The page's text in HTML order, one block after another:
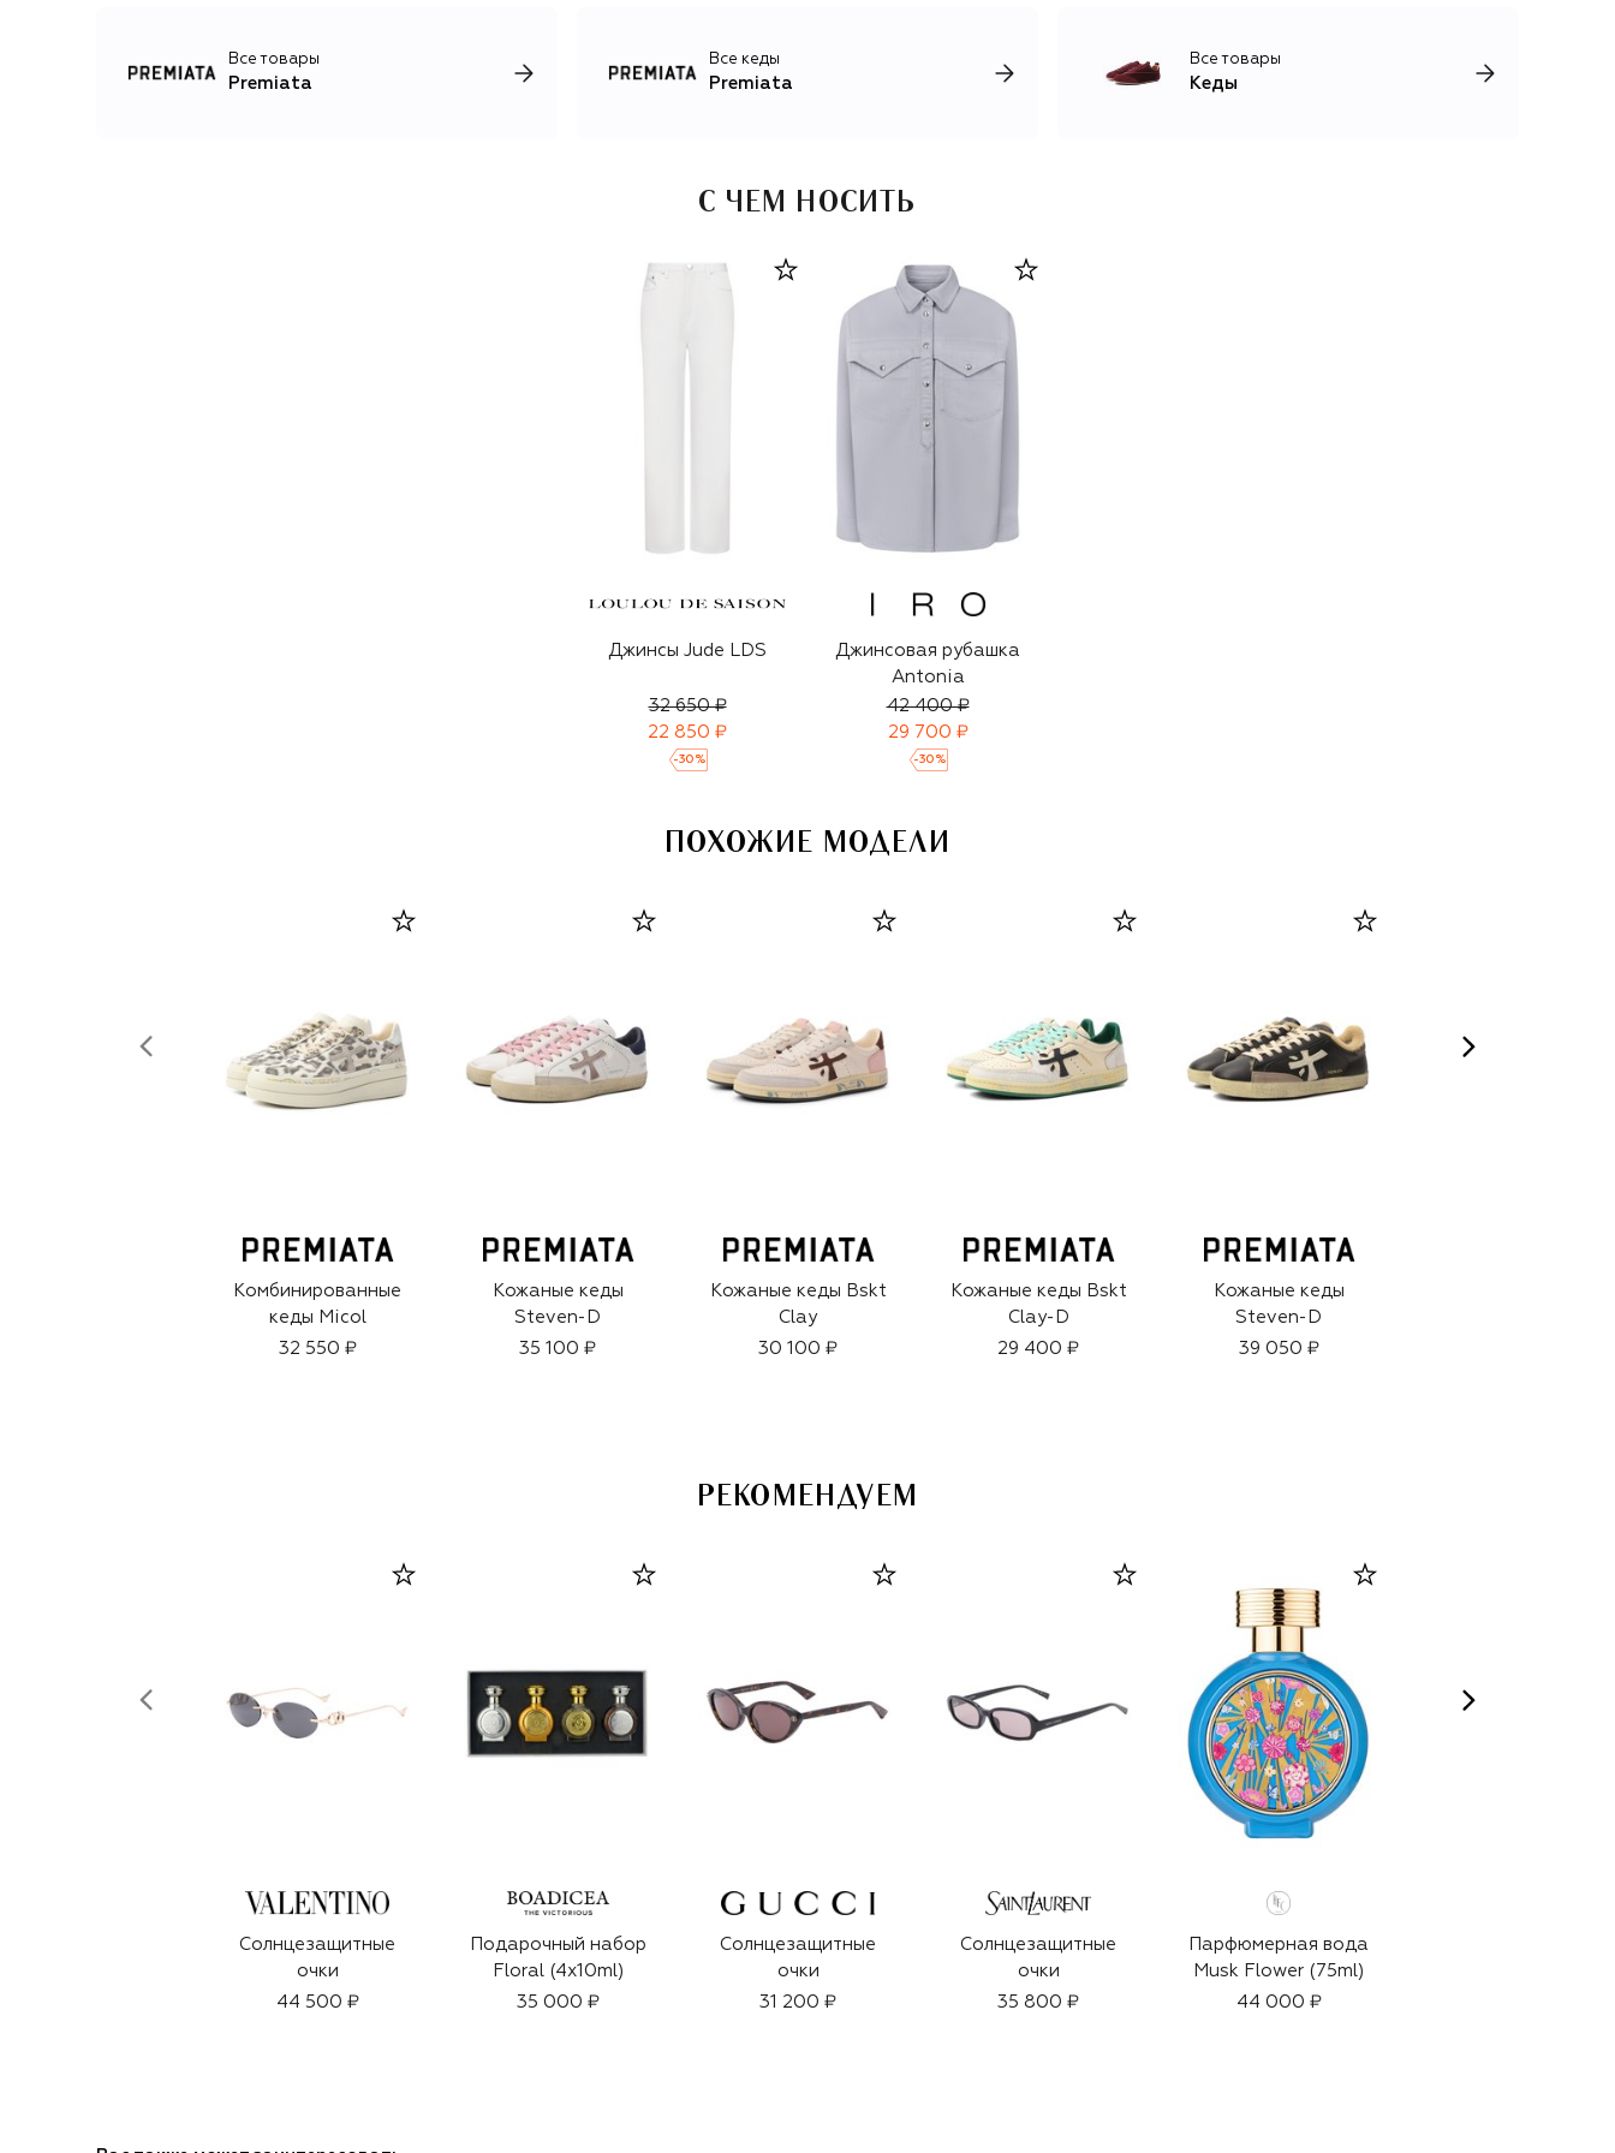
Все товары
Premiata
Все кеды
Premiata
Все товары
Кеды
С ЧЕМ НОСИТЬ
Джинсы Jude LDS
32 650 ₽
22 850 ₽
-30 %
Джинсовая рубашка
Antonia
42 400 ₽
29 700 ₽
-30 %
ПОХОЖИЕ МОДЕЛИ
Комбинированные
кеды Micol
32 550 ₽
Кожаные кеды
Steven-D
35 100 ₽
Кожаные кеды Bskt
Clay
30 100 ₽
Кожаные кеды Bskt
Clay-D
29 400 ₽
Кожаные кеды
Steven-D
39 050 ₽
РЕКОМЕНДУЕМ
Солнцезащитные
очки
44 500 ₽
Подарочный набор
Floral (4x10ml)
35 000 ₽
Солнцезащитные
очки
31 200 ₽
Солнцезащитные
очки
35 800 ₽
Парфюмерная вода
Musk Flower (75ml)
44 000 ₽